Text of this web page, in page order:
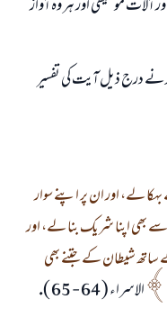
آلات موسيقى اور ہر وہ آواز
نے درج ذيل آيت كى تفسير
لے، اور ان پر اپنے سوار
بھى اپنا شريك بنا لے، اور
شيطان كے جتنے بھى
الاسراء ( 64 - 65 ).